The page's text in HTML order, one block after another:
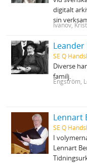
digitalt
sin
Ivanov,
SE Q
Diverse
familj.
Engström,
Lennart
SE Q
I
Lennart